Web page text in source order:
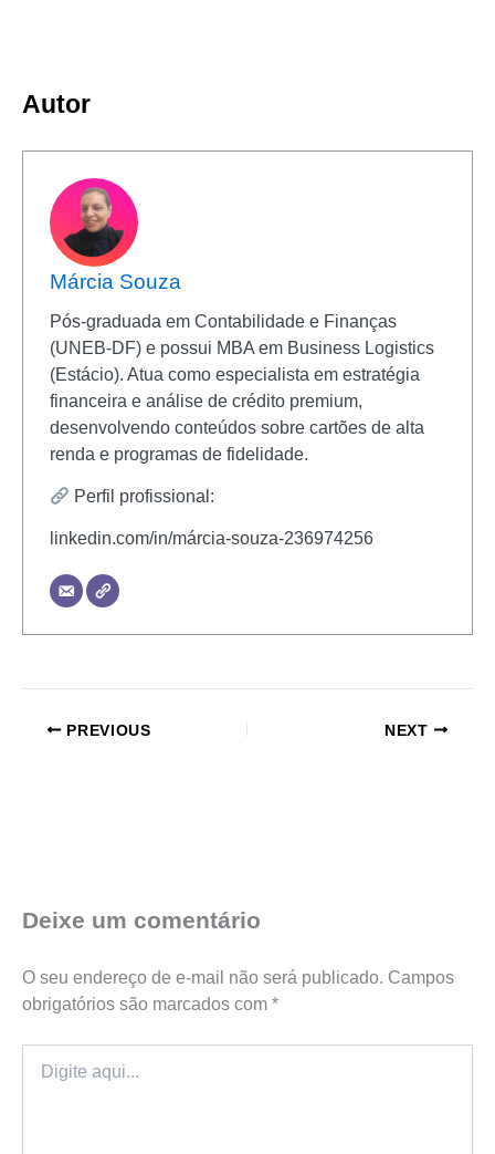
Autor
Márcia Souza
Pós-graduada em Contabilidade e Finanças
(UNEB-DF) e possui MBA em Business Logistics
(Estácio). Atua como especialista em estratégia
financeira e análise de crédito premium,
desenvolvendo conteúdos sobre cartões de alta
renda e programas de fidelidade.
Perfil profissional:
linkedin.com/in/márcia-souza-236974256
PREVIOUS NEXT
Deixe um comentário
O seu endereço de e-mail não será publicado. Campos
obrigatórios são marcados com *
aqui...